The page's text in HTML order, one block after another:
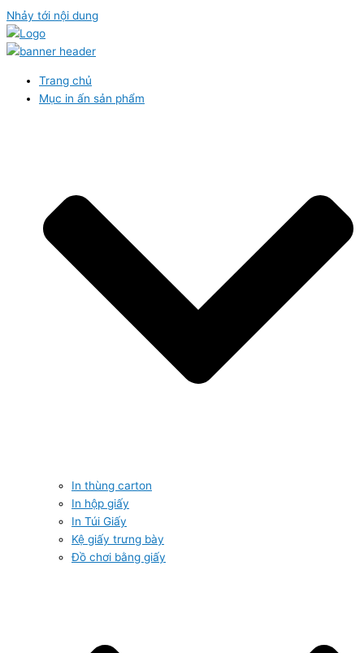
Nhảy tới nội dung
Trang chủ
Mục in ấn sản phẩm
In thùng carton
In hộp giấy
In Túi Giấy
Kệ giấy trưng bày
Đồ chơi bằng giấy